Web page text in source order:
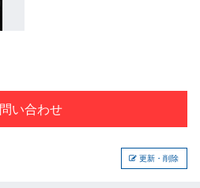
問い合わせ
更新・削除